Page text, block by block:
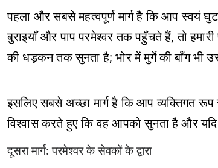
पहला और सबसे महत्वपूर्ण मार्ग है कि आप स्वयं
बुराइयाँ और पाप परमेश्वर तक पहुँचते हैं, तो हमारी
की धड़कन तक सुनता है; भोर में मुर्गे की बाँग
इसलिए सबसे अच्छा मार्ग है कि आप व्यक्तिगत
विश्वास करते हुए कि वह आपको सुनता है और
दूसरा मार्ग: परमेश्वर के सेवकों के द्वारा